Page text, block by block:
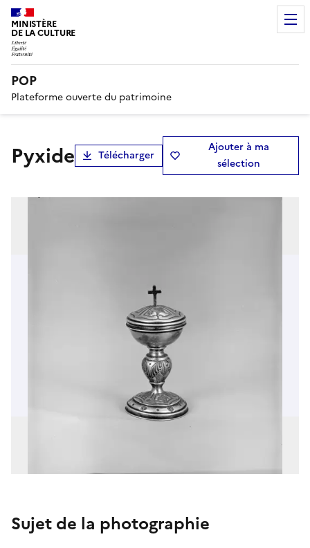
MINISTÈRE
DE LA CULTURE
POP
Plateforme ouverte du patrimoine
pyxide Télécharger
Ajouter à ma
sélection
Sujet de la photographie